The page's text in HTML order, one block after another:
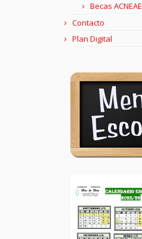
Becas ACNEAE
Contacto
Plan Digital